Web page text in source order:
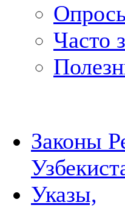
Часто
Законы
Указы,